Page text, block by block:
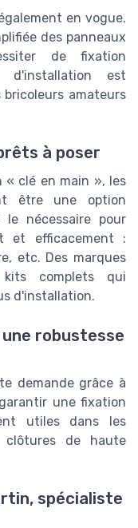
en vogue.
des panneaux
de fixation
d'installation est
amateurs
à poser
« clé en main », les
être une option
nécessaire pour
et efficacement :
etc. Des marques
kits complets qui
d'installation.
robustesse
demande grâce à
une fixation
utiles dans les
clôtures de haute
spécialiste